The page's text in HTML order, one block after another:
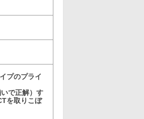
プのプライ
で正解）す
を取りこぼ